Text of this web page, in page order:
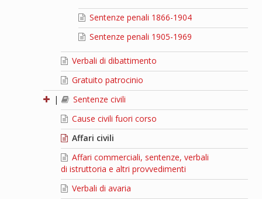
Sentenze penali 1866-1904
Sentenze penali 1905-1969
Verbali di dibattimento
Gratuito patrocinio
|
Sentenze civili
Cause civili fuori corso
Affari civili
Affari commerciali, sentenze, verbali
di istruttoria e altri provvedimenti
Verbali di avaria